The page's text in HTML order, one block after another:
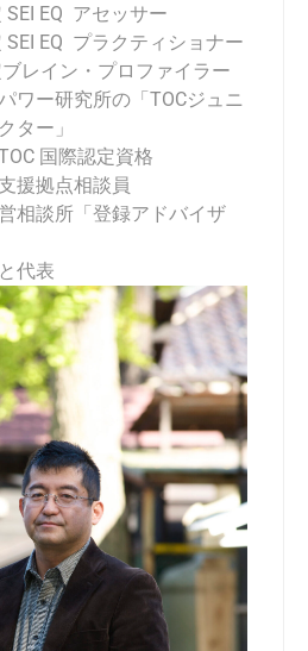
SEI EQ アセッサー
SEI EQ プラクティショナー
レイン・プロファイラー
ワー研究所の「TOCジュニ
ター」
国際認定資格
援拠点相談員
相談所「登録アドバイザ
代表